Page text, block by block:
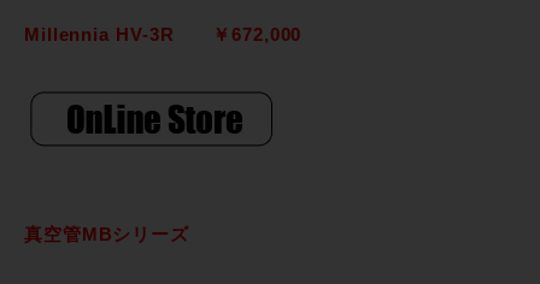
Millennia HV-3R ￥672,000
真空管MBシリーズ